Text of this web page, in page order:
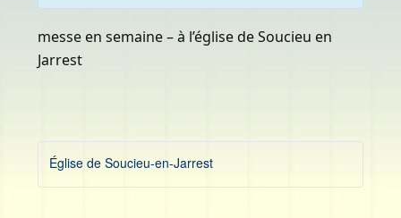
messe en semaine – à l’église de Soucieu en
Jarrest
Église de Soucieu-en-Jarrest